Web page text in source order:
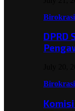
Birokrasi
DPRD
Birokrasi